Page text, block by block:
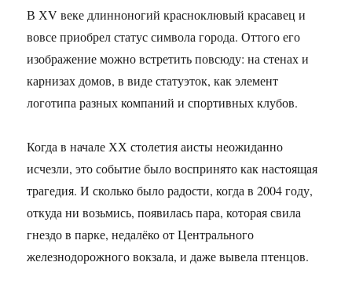
В ХV веке длинноногий красноклювый красавец и
вовсе приобрел статус символа города. Оттого его
изображение можно встретить повсюду: на стенах и
карнизах домов, в виде статуэток, как элемент
логотипа разных компаний и спортивных клубов.
Когда в начале ХХ столетия аисты неожиданно
исчезли, это событие было воспринято как настоящая
трагедия. И сколько было радости, когда в 2004 году,
откуда ни возьмись, появилась пара, которая свила
гнездо в парке, недалёко от Центрального
железнодорожного вокзала, и даже вывела птенцов.